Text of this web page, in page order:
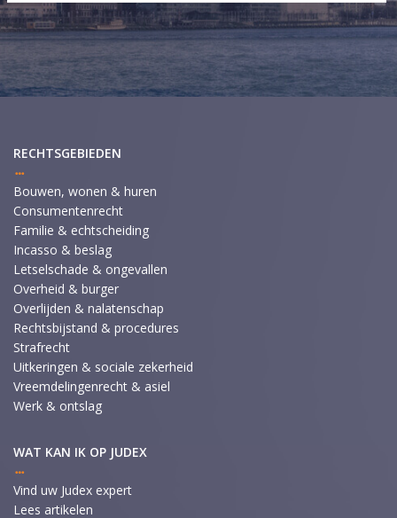
RECHTSGEBIEDEN
Bouwen, wonen & huren
Consumentenrecht
Familie & echtscheiding
Incasso & beslag
Letselschade & ongevallen
Overheid & burger
Overlijden & nalatenschap
Rechtsbijstand & procedures
Strafrecht
Uitkeringen & sociale zekerheid
Vreemdelingenrecht & asiel
Werk & ontslag
WAT KAN IK OP JUDEX
Vind uw Judex expert
Lees artikelen